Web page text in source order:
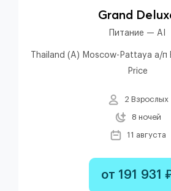
Grand
Питание — AI
Thailand (A) Moscow-Pattaya а/п
Price
2 Взрослых
8 ночей
11 августа
от 191 931